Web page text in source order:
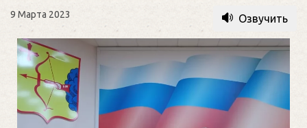
9 Марта 2023 Озвучить